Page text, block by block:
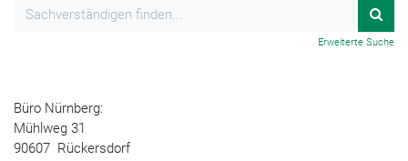
Erweiterte Suche
Büro Nürnberg:
Mühlweg 31
90607 Rückersdorf